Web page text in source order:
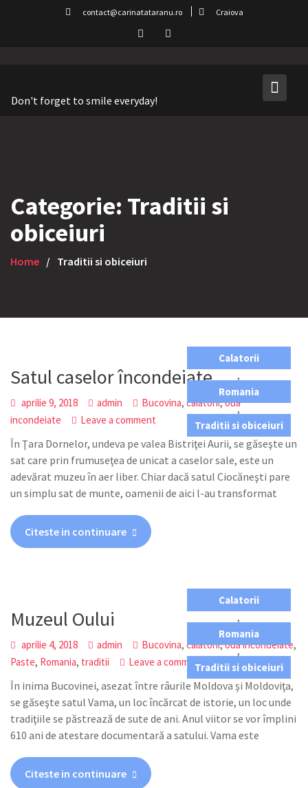
contact@carinatataranu.ro Craiova
Don't forget to smile everyday!
Categorie: Traditii si
obiceiuri
Home Traditii si obiceiuri
Calatorii
,
Romania
,
Traditii si obiceiuri
Satul caselor încondeiate
aprilie 9, 2018 admin Bucovina,calatorii,oua
incondeiate
Leave a comment
În Ţara Dornelor, undeva pe valea Bistriţei Aurii, se găseşte un
sat care prin frumuseţea de unicat a caselor sale, este un
adevărat muzeu în aer liber. Chiar dacă satul Ciocăneşti pare
un simplu sat de munte, oamenii de aici l-au transformat
Citeste in continuare
Calatorii
,
Romania
,
Traditii si obiceiuri
Muzeul Oului
aprilie 4, 2018 admin Bucovina,calatorii,oua incondeiate,
Paste, Romania, traditii Leave a comment
În inima Bucovinei, asezat între râurile Moldova şi Moldoviţa,
se găseşte satul Vama, un loc încărcat de istorie, un loc unde
tradiţiile se păstrează de sute de ani. Anul viitor se vor împlini
610 ani de atestare documentară a satului. Vama este
Citeste in continuare